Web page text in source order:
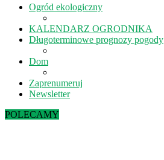
Ogród ekologiczny
KALENDARZ OGRODNIKA
Długoterminowe prognozy pogody
Dom
Zaprenumeruj
Newsletter
POLECAMY